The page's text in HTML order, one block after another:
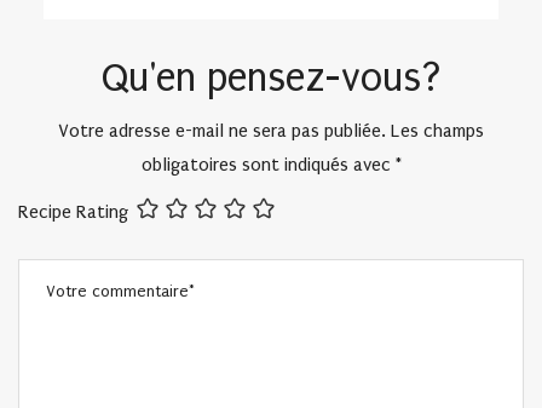
Qu'en pensez-vous?
Votre adresse e-mail ne sera pas publiée. Les champs
obligatoires sont indiqués avec *
Recipe Rating